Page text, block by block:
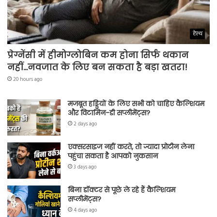
हेल्थ
प्रेग्नेंसी में हीमोग्लोबिन कम होना सिर्फ थकान
नहीं…नवजात के लिए बन सकता है बड़ा खतरा!
20 hours ago
मजबूत हड्डियों के लिए सभी को चाहिए कैल्शियम
और विटामिन-डी सप्लीमेंट्स?
2 days ago
एक्सरसाइज नहीं करते, तो ज्यादा प्रोटीन लेना
पहुंचा सकता है आपको नुकसान
3 days ago
बिना डॉक्टर से पूछे ले रहे हैं कैल्शियम
सप्लीमेंट्स?
4 days ago